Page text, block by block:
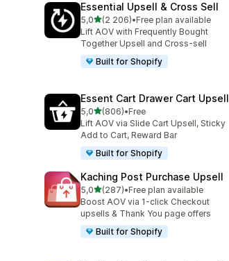
Essential Upsell & Cross Sell
5,0z 5 hvězd
(2 206)
Celkový počet recenzí: 2206
•Free plan available
Lift AOV with Frequently Bought
Together Upsell and Cross-sell
Built for Shopify
Essent Cart Drawer Cart Upsell
5,0z 5 hvězd
(806)
Celkový počet recenzí: 806
•Free
Lift AOV via Slide Cart Upsell, Sticky
Add to Cart, Reward Bar
Built for Shopify
Kaching Post Purchase Upsell
5,0z 5 hvězd
(287)
Celkový počet recenzí: 287
•Free plan available
Boost AOV via 1-click Checkout
upsells & Thank You page offers
Built for Shopify